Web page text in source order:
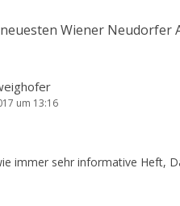
Wiener Neudorfer
um 13:16
immer sehr informative Heft,